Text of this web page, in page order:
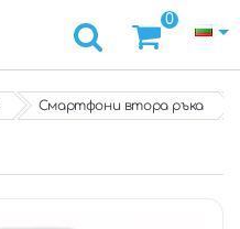
0
Смартфони втора ръка